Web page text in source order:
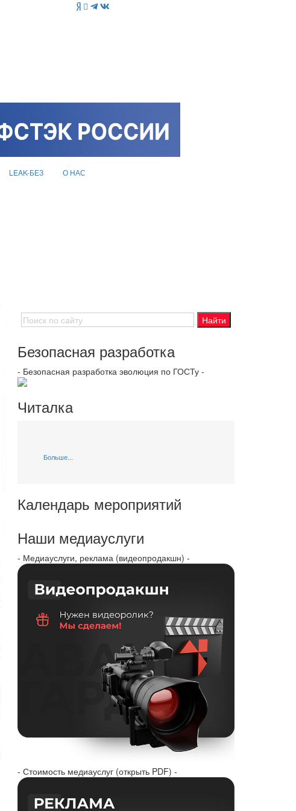
LEAK-БЕЗ О НАС
Безопасная разработка
- Безопасная разработка эволюция по ГОСТу -
Читалка
Больше...
Календарь мероприятий
Наши медиауслуги
- Медиауслуги, реклама (видеопродакшн) -
- Стоимость медиауслуг (открыть PDF) -